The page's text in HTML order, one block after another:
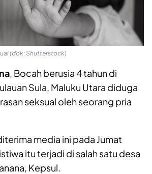
(dok: Shutterstock)
, Bocah berusia 4 tahun di
Sula, Maluku Utara diduga
seksual oleh seorang pria
media ini pada Jumat
itu terjadi di salah satu desa
Kepsul.